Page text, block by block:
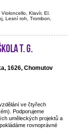
Klavír, El.
Lesní roh, Trombon,
T. G.
1626, Chomutov
ve čtyřech
Podporujeme
uměleckých projektů a
rovnoprávné